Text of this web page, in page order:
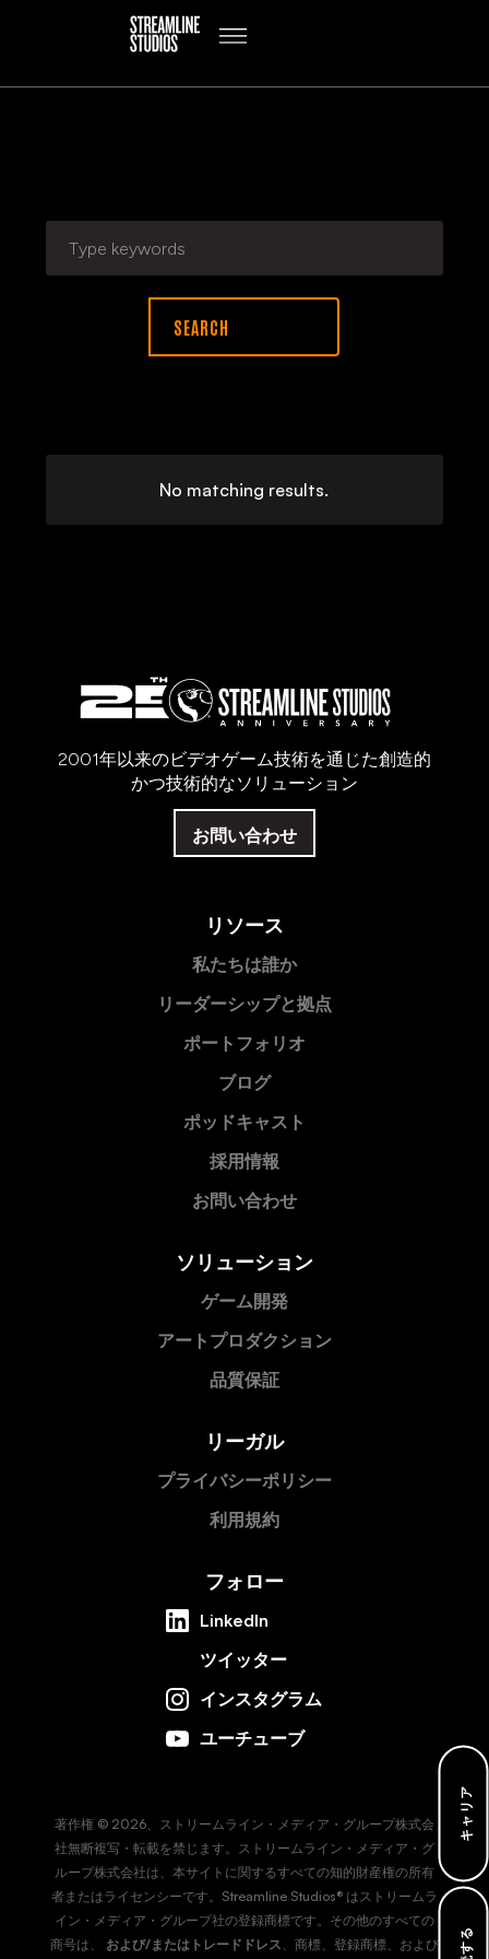
キャリア
No matching results.
2001年以来のビデオゲーム技術を通じた創造的
かつ技術的なソリューション
お問い合わせ
リソース
私たちは誰か
リーダーシップと拠点
ポートフォリオ
ブログ
ポッドキャスト
採用情報
お問い合わせ
ソリューション
ゲーム開発
アートプロダクション
品質保証
リーガル
プライバシーポリシー
利用規約
フォロー
LinkedIn
ツイッター
インスタグラム
ユーチューブ
著作権 © 2026、ストリームライン・メディア・グループ株式会
社無断複写・転載を禁じます。ストリームライン・メディア・グ
ループ株式会社は、本サイトに関するすべての知的財産権の所有
者またはライセンシーです。Streamline Studios® はストリームラ
イン・メディア・グループ社の登録商標です。その他のすべての
商号は、 および/またはトレードドレス 、商標、登録商標、および